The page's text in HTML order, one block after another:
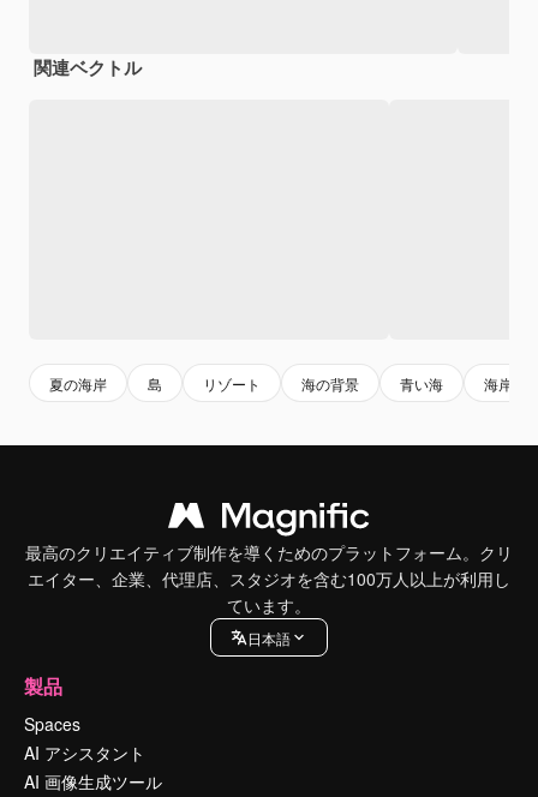
関連ベクトル
夏の海岸 島 リゾート 海の背景 青い海 海岸
最高のクリエイティブ制作を導くためのプラットフォーム。クリ
エイター、企業、代理店、スタジオを含む100万人以上が利用し
ています。
日本語
製品
Spaces
AI アシスタント
AI 画像生成ツール